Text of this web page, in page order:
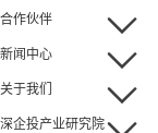
合作伙伴
新闻中心
关于我们
深企投产业研究院